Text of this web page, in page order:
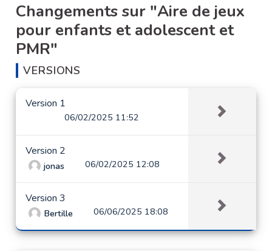
Changements sur "Aire de jeux
pour enfants et adolescent et
PMR"
VERSIONS
Version 1
06/02/2025 11:52
Version 2
jonas 06/02/2025 12:08
Version 3
Bertille 06/06/2025 18:08